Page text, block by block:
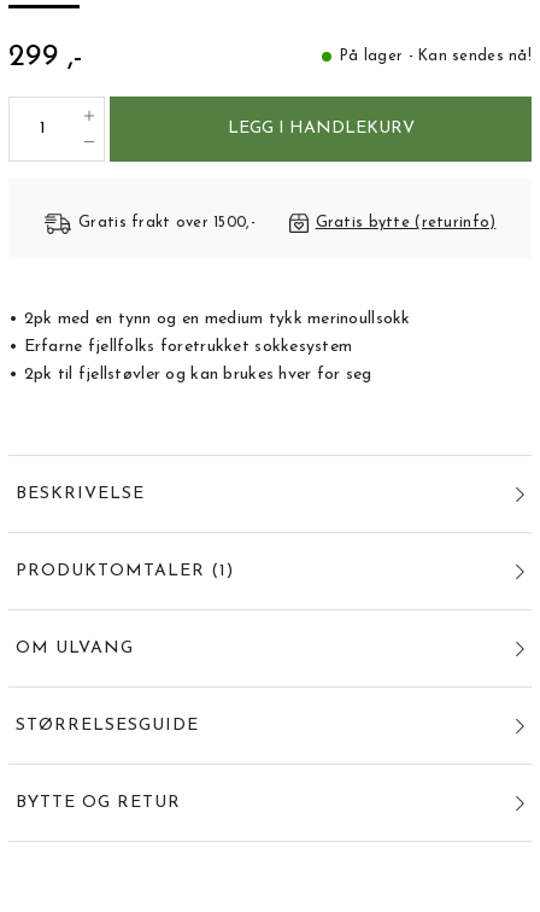
299 ,- På lager - Kan sendes nå!
LEGG I HANDLEKURV
Gratis frakt over 1500,- Gratis bytte (returinfo)
• 2pk med en tynn og en medium tykk merinoullsokk
• Erfarne fjellfolks foretrukket sokkesystem
• 2pk til fjellstøvler og kan brukes hver for seg
BESKRIVELSE
PRODUKTOMTALER (1 )
OM ULVANG
STØRRELSESGUIDE
BYTTE OG RETUR